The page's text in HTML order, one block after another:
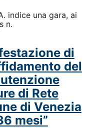
indice una gara, ai
n.
di
del
di Rete
di Venezia
mesi”